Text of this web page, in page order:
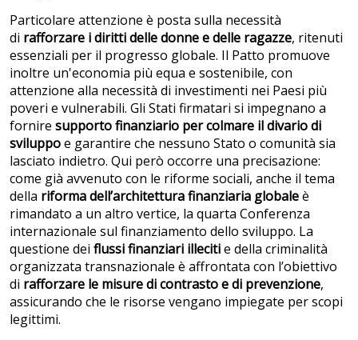
Particolare attenzione è posta sulla necessità
di rafforzare i diritti delle donne e delle ragazze, ritenuti
essenziali per il progresso globale. Il Patto promuove
inoltre un'economia più equa e sostenibile, con
attenzione alla necessità di investimenti nei Paesi più
poveri e vulnerabili. Gli Stati firmatari si impegnano a
fornire supporto finanziario per colmare il divario di
sviluppoe garantire che nessuno Stato o comunità sia
lasciato indietro. Qui però occorre una precisazione:
come già avvenuto con le riforme sociali, anche il tema
della riformadell’architettura finanziaria globaleè
rimandato a un altro vertice, la quarta Conferenza
internazionale sul finanziamento dello sviluppo. La
questione dei flussi finanziari illecitie della criminalità
organizzata transnazionale è affrontata con l’obiettivo
di rafforzare le misure di contrasto e di prevenzione,
assicurando che le risorse vengano impiegate per scopi
legittimi.